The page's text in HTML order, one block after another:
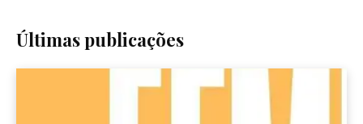
Últimas publicações